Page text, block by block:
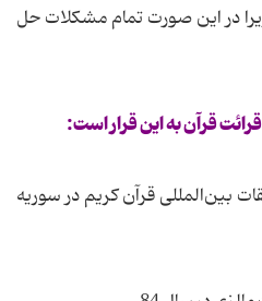
در این صورت تمام مشکلات حل
قرآن به این قرار است:
بین‌المللی قرآن کریم در سوریه